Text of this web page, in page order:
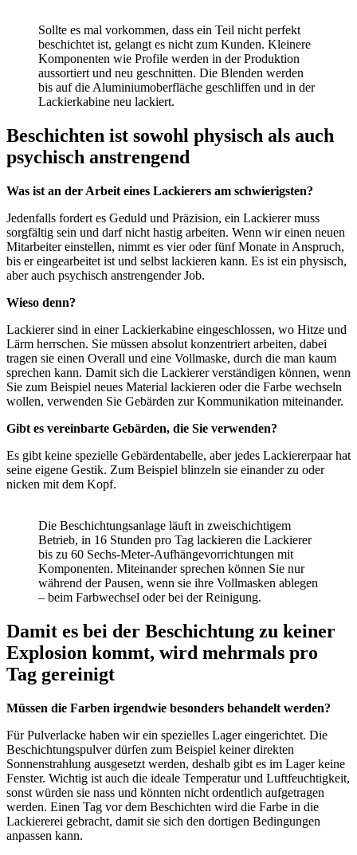
Sollte es mal vorkommen, dass ein Teil nicht perfekt
beschichtet ist, gelangt es nicht zum Kunden. Kleinere
Komponenten wie Profile werden in der Produktion
aussortiert und neu geschnitten. Die Blenden werden
bis auf die Aluminiumoberfläche geschliffen und in der
Lackierkabine neu lackiert.
Beschichten ist sowohl physisch als auch
psychisch anstrengend
Was ist an der Arbeit eines Lackierers am schwierigsten?
Jedenfalls fordert es Geduld und Präzision, ein Lackierer muss
sorgfältig sein und darf nicht hastig arbeiten. Wenn wir einen neuen
Mitarbeiter einstellen, nimmt es vier oder fünf Monate in Anspruch,
bis er eingearbeitet ist und selbst lackieren kann. Es ist ein physisch,
aber auch psychisch anstrengender Job.
Wieso denn?
Lackierer sind in einer Lackierkabine eingeschlossen, wo Hitze und
Lärm herrschen. Sie müssen absolut konzentriert arbeiten, dabei
tragen sie einen Overall und eine Vollmaske, durch die man kaum
sprechen kann. Damit sich die Lackierer verständigen können, wenn
Sie zum Beispiel neues Material lackieren oder die Farbe wechseln
wollen, verwenden Sie Gebärden zur Kommunikation miteinander.
Gibt es vereinbarte Gebärden, die Sie verwenden?
Es gibt keine spezielle Gebärdentabelle, aber jedes Lackiererpaar hat
seine eigene Gestik. Zum Beispiel blinzeln sie einander zu oder
nicken mit dem Kopf.
Die Beschichtungsanlage läuft in zweischichtigem
Betrieb, in 16 Stunden pro Tag lackieren die Lackierer
bis zu 60 Sechs-Meter-Aufhängevorrichtungen mit
Komponenten. Miteinander sprechen können Sie nur
während der Pausen, wenn sie ihre Vollmasken ablegen
– beim Farbwechsel oder bei der Reinigung.
Damit es bei der Beschichtung zu keiner
Explosion kommt, wird mehrmals pro
Tag gereinigt
Müssen die Farben irgendwie besonders behandelt werden?
Für Pulverlacke haben wir ein spezielles Lager eingerichtet. Die
Beschichtungspulver dürfen zum Beispiel keiner direkten
Sonnenstrahlung ausgesetzt werden, deshalb gibt es im Lager keine
Fenster. Wichtig ist auch die ideale Temperatur und Luftfeuchtigkeit,
sonst würden sie nass und könnten nicht ordentlich aufgetragen
werden. Einen Tag vor dem Beschichten wird die Farbe in die
Lackiererei gebracht, damit sie sich den dortigen Bedingungen
anpassen kann.